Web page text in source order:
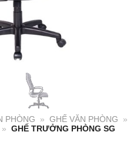
PHÒNG » GHẾ VĂN PHÒNG
»
» GHẾ TRƯỞNG PHÒNG SG